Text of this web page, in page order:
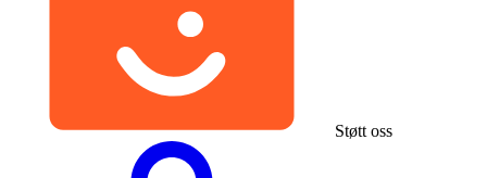
Støtt oss